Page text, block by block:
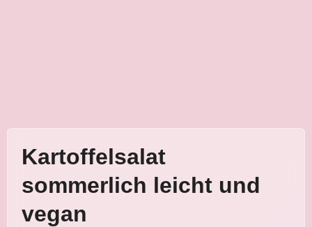
Kartoffelsalat
sommerlich leicht und
vegan